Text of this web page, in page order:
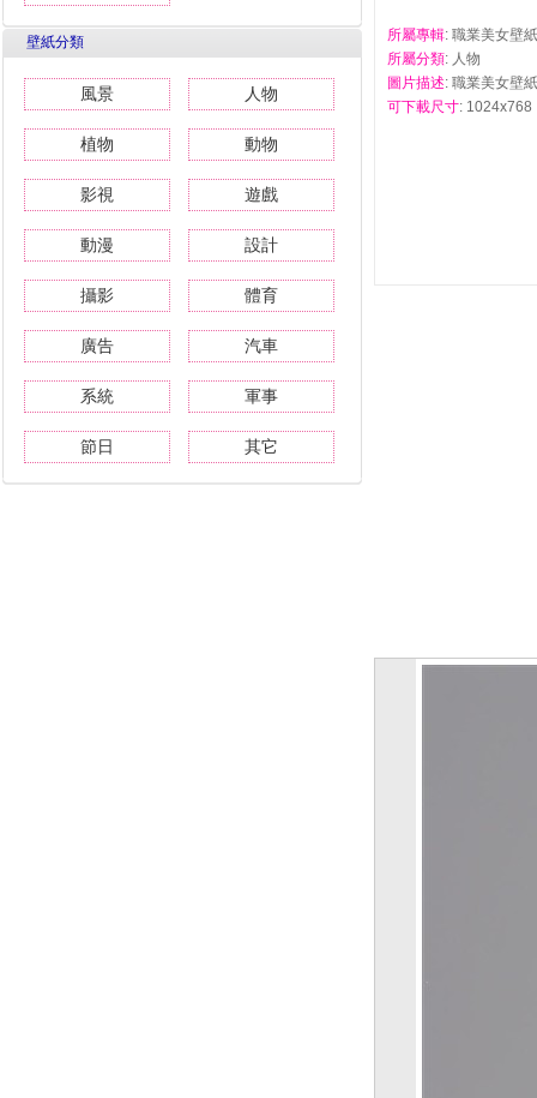
壁紙分類
風景 人物
植物 動物
影視 遊戲
動漫 設計
攝影 體育
廣告 汽車
系統 軍事
節日 其它
所屬專輯: 職業美女壁紙
所屬分類: 人物
圖片描述: 職業美女壁
可下載尺寸: 1024x768